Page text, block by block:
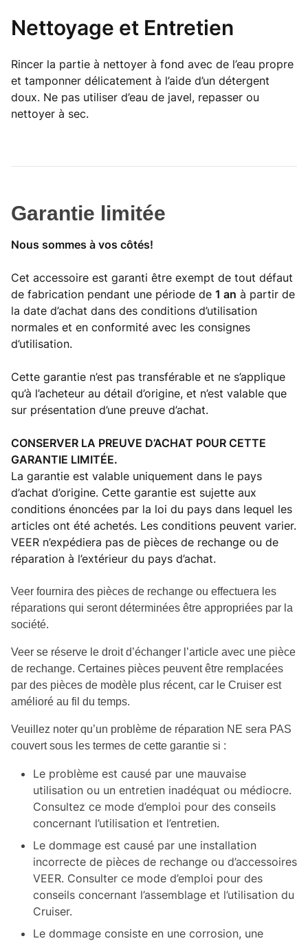
Nettoyage et Entretien
Rincer la partie à nettoyer à fond avec de l’eau propre
et tamponner délicatement à l’aide d’un détergent
doux. Ne pas utiliser d’eau de javel, repasser ou
nettoyer à sec.
Garantie limitée
Nous sommes à vos côtés!
Cet accessoire est garanti être exempt de tout défaut
de fabrication pendant une période de 1 an à partir de
la date d’achat dans des conditions d’utilisation
normales et en conformité avec les consignes
d’utilisation.
Cette garantie n’est pas transférable et ne s’applique
qu’à l’acheteur au détail d’origine, et n’est valable que
sur présentation d’une preuve d’achat.
CONSERVER LA PREUVE D’ACHAT POUR CETTE
GARANTIE LIMITÉE.
La garantie est valable uniquement dans le pays
d’achat d’origine. Cette garantie est sujette aux
conditions énoncées par la loi du pays dans lequel les
articles ont été achetés. Les conditions peuvent varier.
VEER n’expédiera pas de pièces de rechange ou de
réparation à l’extérieur du pays d’achat.
Veer fournira des pièces de rechange ou effectuera les
réparations qui seront déterminées être appropriées par la
société.
Veer se réserve le droit d’échanger l’article avec une pièce
de rechange. Certaines pièces peuvent être remplacées
par des pièces de modèle plus récent, car le Cruiser est
amélioré au fil du temps.
Veuillez noter qu’un problème de réparation NE sera PAS
couvert sous les termes de cette garantie si :
Le problème est causé par une mauvaise
utilisation ou un entretien inadéquat ou médiocre.
Consultez ce mode d’emploi pour des conseils
concernant l’utilisation et l’entretien.
Le dommage est causé par une installation
incorrecte de pièces de rechange ou d’accessoires
VEER. Consulter ce mode d’emploi pour des
conseils concernant l’assemblage et l’utilisation du
Cruiser.
Le dommage consiste en une corrosion, une